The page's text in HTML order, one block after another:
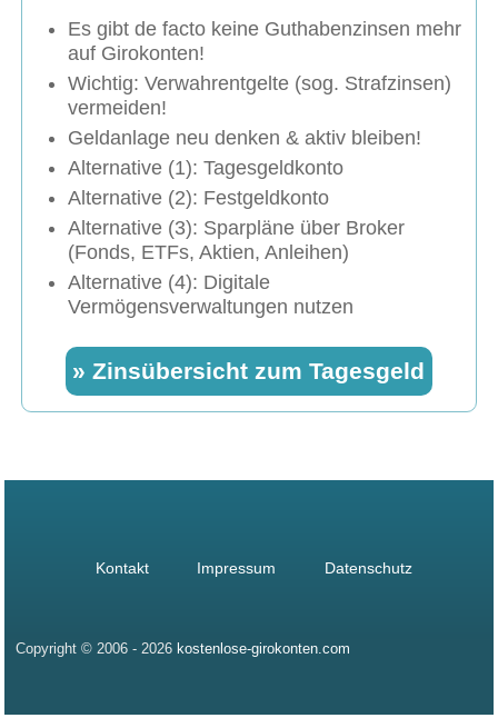
Es gibt de facto keine Guthabenzinsen mehr
auf Girokonten!
Wichtig: Verwahrentgelte (sog. Strafzinsen)
vermeiden!
Geldanlage neu denken & aktiv bleiben!
Alternative (1): Tagesgeldkonto
Alternative (2): Festgeldkonto
Alternative (3): Sparpläne über Broker
(Fonds, ETFs, Aktien, Anleihen)
Alternative (4): Digitale
Vermögensverwaltungen nutzen
» Zinsübersicht zum Tagesgeld
Kontakt Impressum Datenschutz
Copyright © 2006 - 2026 kostenlose-girokonten.com